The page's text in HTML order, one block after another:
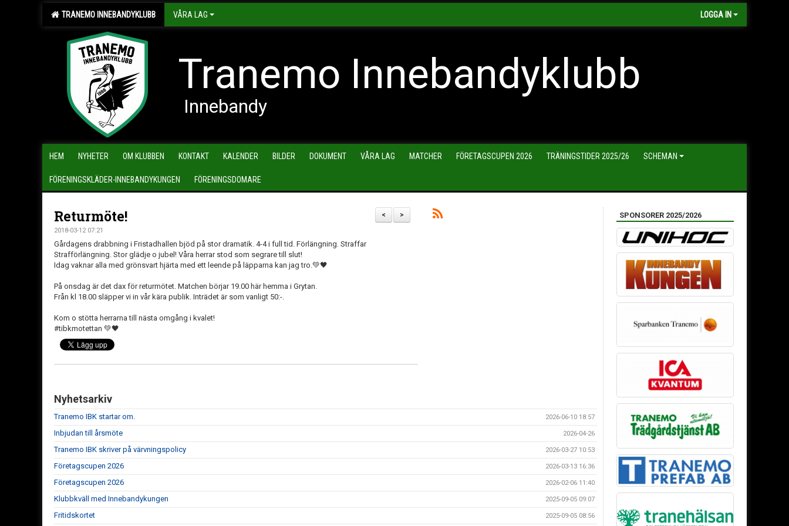
TRANEMO INNEBANDYKLUBB VÅRA LAG LOGGA IN
Tranemo Innebandyklubb
Innebandy
HEM NYHETER OM KLUBBEN KONTAKT KALENDER BILDER DOKUMENT VÅRA LAG MATCHER FÖRETAGSCUPEN 2026 TRÄNINGSTIDER 2025/26 SCHEMAN
FÖRENINGSKLÄDER-INNEBANDYKUNGEN FÖRENINGSDOMARE
>
<
Returmöte!
2018-03-12 07:21
Gårdagens drabbning i Fristadhallen bjöd på stor dramatik. 4-4 i full tid. Förlängning. Straffar
Strafförlängning. Stor glädje o jubel! Våra herrar stod som segrare till slut!
Idag vaknar alla med grönsvart hjärta med ett leende på läpparna kan jag tro.💚🖤
På onsdag är det dax för returmötet. Matchen börjar 19.00 här hemma i Grytan.
Från kl 18.00 släpper vi in vår kära publik. Inträdet är som vanligt 50:-.
Kom o stötta herrarna till nästa omgång i kvalet!
#tibkmotettan 💚🖤
Nyhetsarkiv
Tranemo IBK startar om. 2026-06-10 18:57
Inbjudan till årsmöte 2026-04-26
Tranemo IBK skriver på värvningspolicy 2026-03-27 10:53
Företagscupen 2026 2026-03-13 16:36
Företagscupen 2026 2026-02-06 11:40
Klubbkväll med Innebandykungen 2025-09-05 09:07
Fritidskortet 2025-09-05 08:56
SPONSORER 2025/2026